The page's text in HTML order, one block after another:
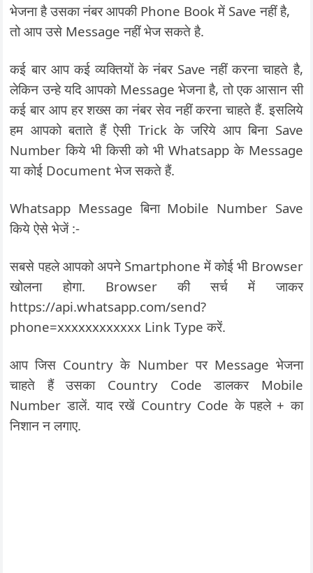
भेजना है उसका नंबर आपकी Phone Book में Save नहीं है,
तो आप उसे Message नहीं भेज सकते है.
कई बार आप कई व्यक्तियों के नंबर Save नहीं करना चाहते है,
लेकिन उन्हे यदि आपको Message भेजना है, तो एक आसान सी
कई बार आप हर शख्स का नंबर सेव नहीं करना चाहते हैं. इसलिये
हम आपको बताते हैं ऐसी Trick के जरिये आप बिना Save
Number किये भी किसी को भी Whatsapp के Message
या कोई Document भेज सकते हैं.
Whatsapp Message बिना Mobile Number Save
किये ऐसे भेजें :-
सबसे पहले आपको अपने Smartphone में कोई भी Browser
खोलना होगा. Browser की सर्च में जाकर
https://api.whatsapp.com/send?
phone=xxxxxxxxxxxx Link Type करें.
आप जिस Country के Number पर Message भेजना
चाहते हैं उसका Country Code डालकर Mobile
Number डालें. याद रखें Country Code के पहले + का
निशान न लगाए.